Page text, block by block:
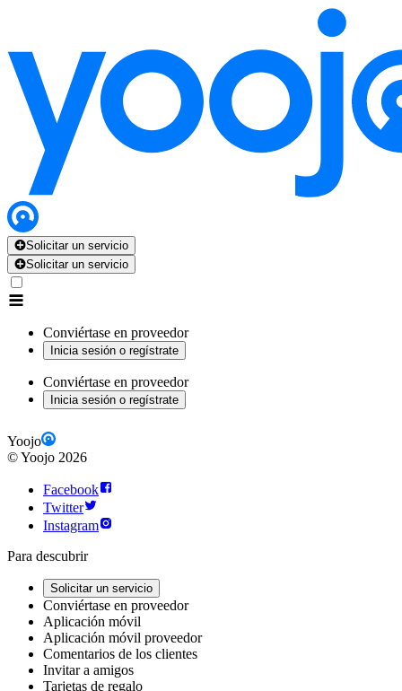
Solicitar un servicio
Solicitar un servicio
Conviértase en proveedor
Inicia sesión o regístrate
Conviértase en proveedor
Inicia sesión o regístrate
Yoojo
©Yoojo 2026
Facebook
Twitter
Instagram
Para descubrir
Solicitar un servicio
Conviértase en proveedor
Aplicación móvil
Aplicación móvil proveedor
Comentarios de los clientes
Invitar a amigos
Tarjetas de regalo